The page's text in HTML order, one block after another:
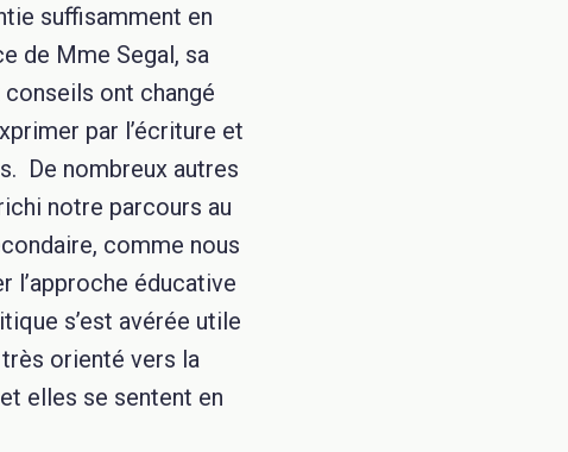
suffisamment en
de Mme Segal, sa
ont changé
par l’écriture et
De nombreux autres
notre parcours au
comme nous
l’approche éducative
s’est avérée utile
très orienté vers la
elles se sentent en